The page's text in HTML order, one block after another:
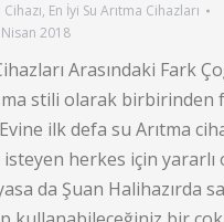
, En İyi Su Arıtma Cihazları
2018
Arasındaki Fark
stili olarak birbirinden
ilk defa su Arıtma
herkes için yararlı
da Şuan Halihazırda